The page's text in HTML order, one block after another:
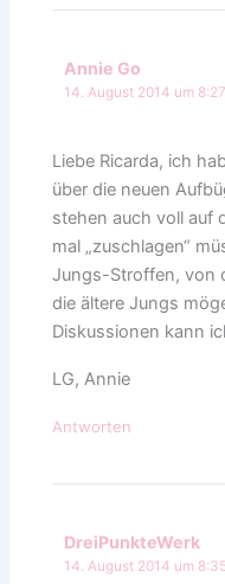
Annie Go
14. August 2014 um
Liebe Ricarda, ich
über die neuen
stehen auch voll auf
mal „zuschlagen“
Jungs-Stroffen, von
die ältere Jungs
Diskussionen kann
LG, Annie
Antworten
DreiPunkteWerk
14. August 2014 um